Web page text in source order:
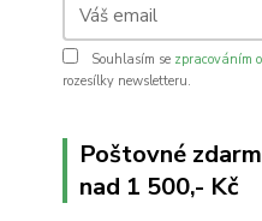
Souhlasím se zpracováním
rozesílky newsletteru.
Poštovné
nad 1 500,- Kč